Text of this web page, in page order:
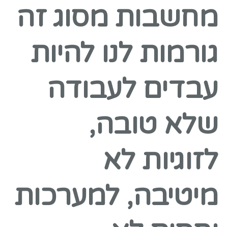
מחשבות מסוג זה
גורמות לנו להיות
עבדים לעבודה
שלא טובה,
לזוגיות לא
מיטיבה, למערכות